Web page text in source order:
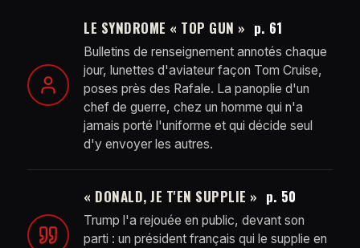
LE SYNDROME « TOP GUN » p. 61
Bulletins de renseignement annotés chaque
jour, lunettes d'aviateur façon Tom Cruise,
poses près des Rafale. La panoplie d'un
chef de guerre, chez un homme qui n'a
jamais porté l'uniforme et qui décide seul
d'y envoyer les autres.
« DONALD, JE T'EN SUPPLIE » p. 50
Trump l'a rejouée en public, devant son
parti : un président français qui le supplie en